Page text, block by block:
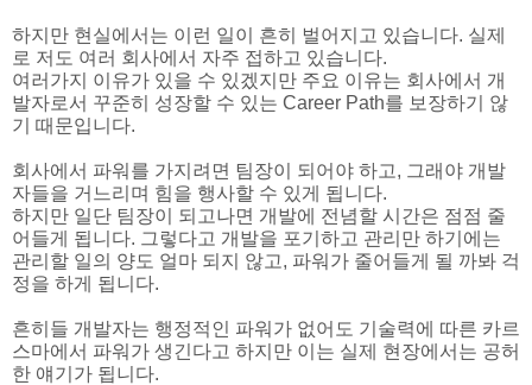
하지만 현실에서는 이런 일이 흔히 벌어지고 있습니다. 실제
로 저도 여러 회사에서 자주 접하고 있습니다.
여러가지 이유가 있을 수 있겠지만 주요 이유는 회사에서 개
발자로서 꾸준히 성장할 수 있는 Career Path를 보장하기 않
기 때문입니다.
회사에서 파워를 가지려면 팀장이 되어야 하고, 그래야 개발
자들을 거느리며 힘을 행사할 수 있게 됩니다.
하지만 일단 팀장이 되고나면 개발에 전념할 시간은 점점 줄
어들게 됩니다. 그렇다고 개발을 포기하고 관리만 하기에는
관리할 일의 양도 얼마 되지 않고, 파워가 줄어들게 될 까봐 걱
정을 하게 됩니다.
흔히들 개발자는 행정적인 파워가 없어도 기술력에 따른 카르
스마에서 파워가 생긴다고 하지만 이는 실제 현장에서는 공허
한 얘기가 됩니다.